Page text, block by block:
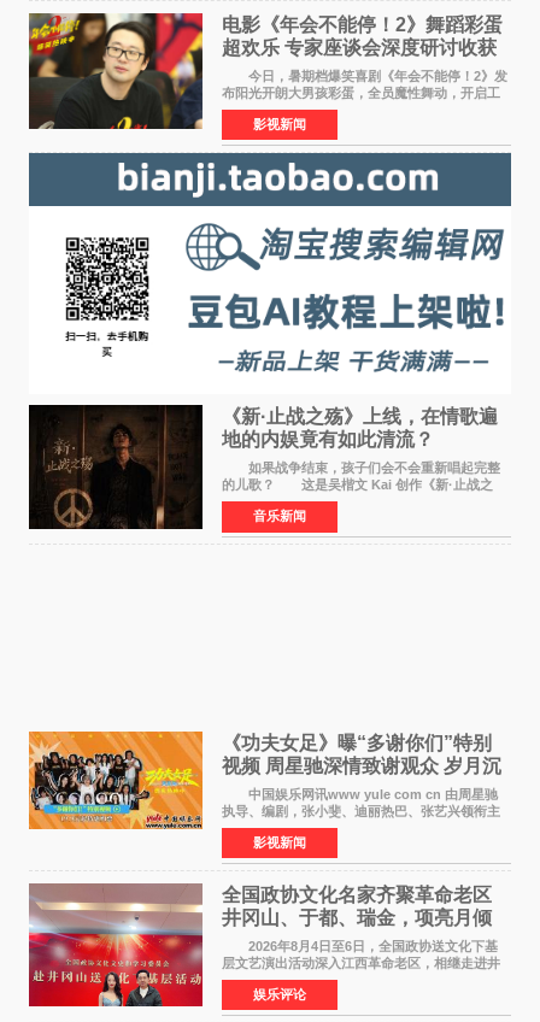
电影《年会不能停！2》舞蹈彩蛋
超欢乐 专家座谈会深度研讨收获
满满
今日，暑期档爆笑喜剧《年会不能停！2》发
布阳光开朗大男孩彩蛋，全员魔性舞动，开启工
位狂欢模式。影片于昨日同步举办专家座谈会，
导演董润年、总制片人应萝佳出席现场，与一众
业内、学界专家
影视新闻
《新·止战之殇》上线，在情歌遍
地的内娱竟有如此清流？
如果战争结束，孩子们会不会重新唱起完整
的儿歌？ 这是吴楷文 Kai 创作《新·止战之
殇》时最初的想法。 从伊朗相关冲突引发的
地区局势，到世界各地仍在发生的动荡与不安，
战争从来不只
音乐新闻
《功夫女足》曝“多谢你们”特别
视频 周星驰深情致谢观众 岁月沉
淀不灭初心
中国娱乐网讯www yule com cn 由周星驰
执导、编剧，张小斐、迪丽热巴、张艺兴领衔主
演，刘嘉玲、佐藤健特别出演，艾米、雪野、蔡
思贝、胡予安、倪好特别介绍的喜剧电影《功夫
女足》释出多谢你
影视新闻
全国政协文化名家齐聚革命老区
井冈山、于都、瑞金，项亮月倾
情献唱《桃花谣》致敬红色沃土
2026年8月4日至6日，全国政协送文化下基
层文艺演出活动深入江西革命老区，相继走进井
冈山、于都长征出发地、瑞金三地。由全国政协
文化文史和学习委员会副主任、甘肃省政协原主
席欧阳坚率团，一
娱乐评论